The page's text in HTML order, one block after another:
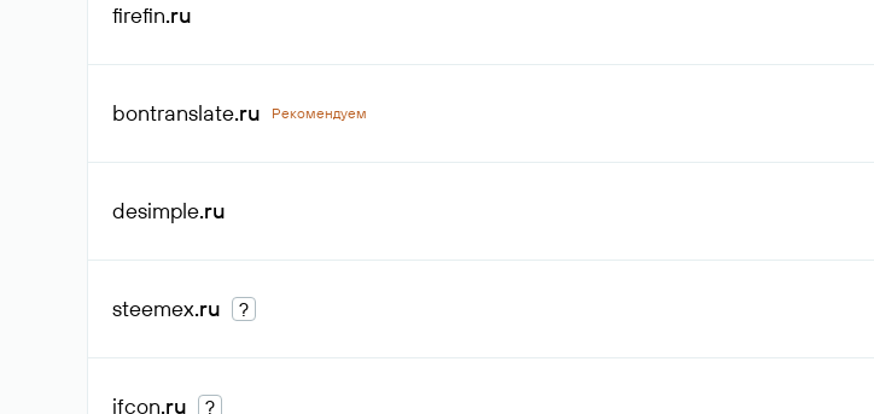
firefin.ru
bontranslate.ru Рекомендуем
desimple.ru
steemex.ru ?
ifcon.ru ?